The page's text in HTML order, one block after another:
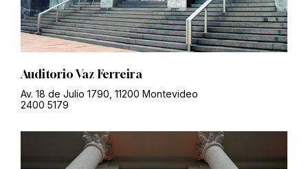
Auditorio Vaz Ferreira
Av. 18 de Julio 1790, 11200 Montevideo
2400 5179